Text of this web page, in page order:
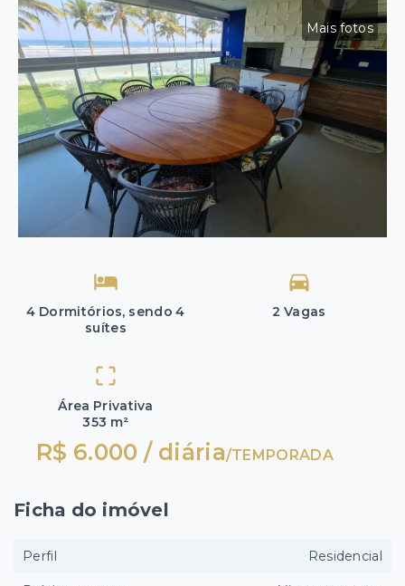
Mais fotos
4 Dormitórios, sendo 4
suítes
2 Vagas
Área Privativa
353 m²
R$ 6.000 / diária/TEMPORADA
Ficha do imóvel
Perfil Residencial